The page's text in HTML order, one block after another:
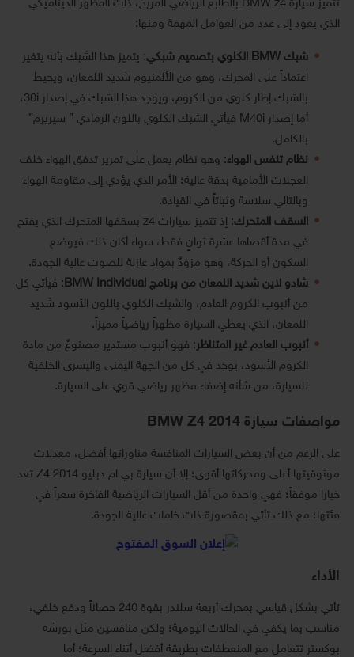
تتميز سيارة BMW z4 بالطابع الرياضي المريح، ذات المظهر الديناميكي
الذي يعود إلى عدد من العوامل المهمة ومنها:
شبك BMW الكلوي بتصميم شبكي: يتميز هذا الشبك بأنه يتغير
اعتماداً على المحرك، وهو من الألمنيوم شديد اللمعان، ويحيط
بالشبك إطار كلوي من الكروم، ويوجد هذا الشبك في إصدار 30i،
أما إصدار M40i فيأتي الشبك الكلوي باللون الرمادي ” سيريرم”
بالكامل.
نظام تنفس الهواء: وهو نظام يعمل على تمرير تدفق الهواء خلف
العجلات الأمامية بدقة عالية؛ الأمر الذي يؤدي إلى مقاومة الهواء
وبالتالي سلاسة وثباتاً في القيادة.
السقف المتحرك
: إذ تتميز سيارات z4 بسقفها المتحرك الذي يفتح
في مدة أقصاها عشرة ثوانٍ فقط، سواء أكان ذلك فيوضع
السكون أو الحركة، وهو مزودٌ بمواد عازلة للصوت عالية الجودة.
شادو لاين شديد اللمعان من برنامج BMW Individual
: فيأتي كل
من أنبوب الكروم العادم، والشبك الكلوي باللون الأسود شديد
اللمعان، الذي يعطي السيارة مظهراً رياضياً مميزاً.
أنبوب العادم غير المتناظر: فهو أنبوب مستدير مصنوعٌ من مادة
الكروم الأسود، يوجد في كل من الجهة اليمنى واليسرى الخلفية
للسيارة، من شأنه إضفاء مظهر رياضي قوي على السيارة.
مواصفات سيارة BMW Z4 2014
على الرغم من أن بعض السيارات المنافسة مناوراتها أفضل، معدلات
موثوقيتها أعلى ومحركاتها أقوى؛ إلا أن سيارة بي ام دبليو Z4 2014 تعد
خيارا موفقاً؛ فهي واحدة من أقل السيارات الرياضية الفاخرة سعراً في
فئتها؛ مع ذلك تأتي بمقصورة ذات خامات عالية الجودة.
الأداء
تأتي بشكل قياسي بمحرك أربعة سلندر بقوة 240 حصاناً ودفع خلفي،
مناسب بما يكفي في الحالات اليومية؛ ولكن منافسين مثل بورشه
بوكستر تتعامل مع المنعطفات بطريقة أفضل أثناء السرعة؛ أما